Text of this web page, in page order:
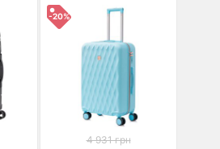
-20%
4 931 грн